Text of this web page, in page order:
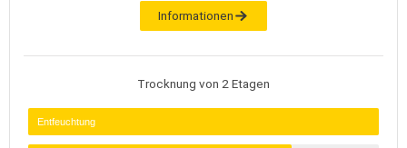
Informationen
Trocknung von 2 Etagen
Entfeuchtung